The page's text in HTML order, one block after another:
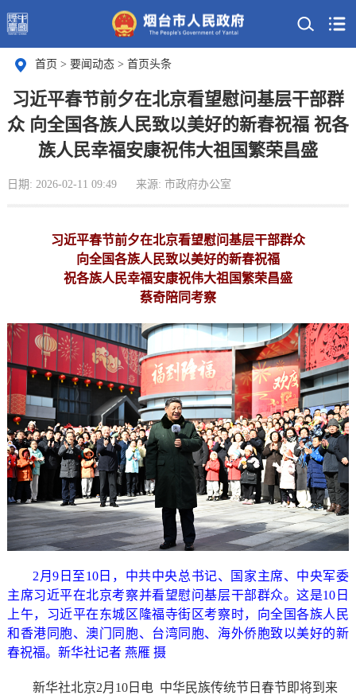
首页 > 要闻动态 > 首页头条
习近平春节前夕在北京看望慰问基层干部群
众 向全国各族人民致以美好的新春祝福 祝各
族人民幸福安康祝伟大祖国繁荣昌盛
日期: 2026-02-11 09:49 来源: 市政府办公室
习近平春节前夕在北京看望慰问基层干部群众
向全国各族人民致以美好的新春祝福
祝各族人民幸福安康祝伟大祖国繁荣昌盛
蔡奇陪同考察
2月9日至10日，中共中央总书记、国家主席、中央军委
主席习近平在北京考察并看望慰问基层干部群众。这是10日
上午，习近平在东城区隆福寺街区考察时，向全国各族人民
和香港同胞、澳门同胞、台湾同胞、海外侨胞致以美好的新
春祝福。新华社记者 燕雁 摄
新华社北京2月10日电 中华民族传统节日春节即将到来